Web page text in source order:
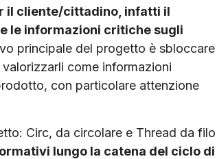
il cliente/cittadino, infatti il
le informazioni critiche sugli
principale del progetto è sbloccare
come informazioni
con particolare attenzione
Circ, da circolare e Thread da filo
lungo la catena del ciclo di